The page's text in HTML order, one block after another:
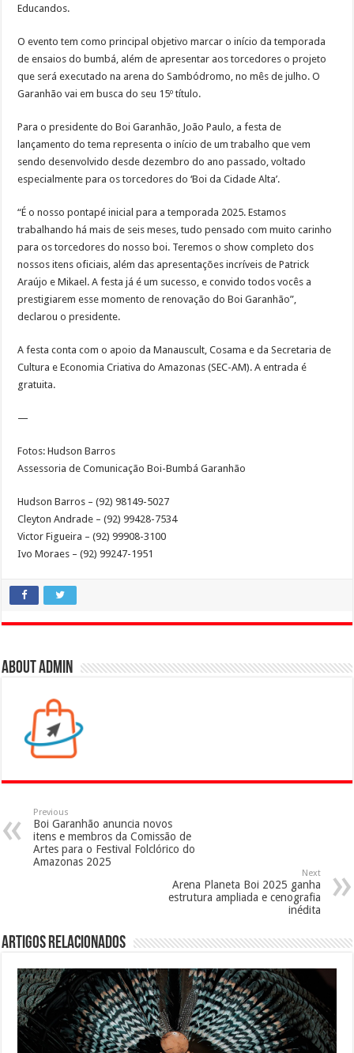
Educandos.
O evento tem como principal objetivo marcar o início da temporada
de ensaios do bumbá, além de apresentar aos torcedores o projeto
que será executado na arena do Sambódromo, no mês de julho. O
Garanhão vai em busca do seu 15º título.
Para o presidente do Boi Garanhão, João Paulo, a festa de
lançamento do tema representa o início de um trabalho que vem
sendo desenvolvido desde dezembro do ano passado, voltado
especialmente para os torcedores do ‘Boi da Cidade Alta’.
“É o nosso pontapé inicial para a temporada 2025. Estamos
trabalhando há mais de seis meses, tudo pensado com muito carinho
para os torcedores do nosso boi. Teremos o show completo dos
nossos itens oficiais, além das apresentações incríveis de Patrick
Araújo e Mikael. A festa já é um sucesso, e convido todos vocês a
prestigiarem esse momento de renovação do Boi Garanhão”,
declarou o presidente.
A festa conta com o apoio da Manauscult, Cosama e da Secretaria de
Cultura e Economia Criativa do Amazonas (SEC-AM). A entrada é
gratuita.
—
Fotos: Hudson Barros
Assessoria de Comunicação Boi-Bumbá Garanhão
Hudson Barros – (92) 98149-5027
Cleyton Andrade – (92) 99428-7534
Victor Figueira – (92) 99908-3100
Ivo Moraes – (92) 99247-1951
About admin
Previous
Boi Garanhão anuncia novos
itens e membros da Comissão de
Artes para o Festival Folclórico do
Amazonas 2025
Next
Arena Planeta Boi 2025 ganha
estrutura ampliada e cenografia
inédita
Artigos Relacionados